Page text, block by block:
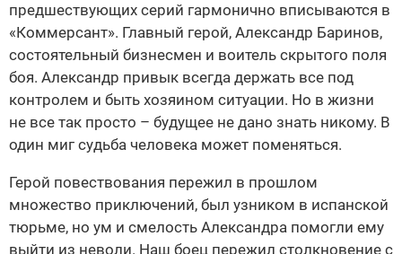
предшествующих серий гармонично вписываются в
«Коммерсант». Главный герой, Александр Баринов,
состоятельный бизнесмен и воитель скрытого поля
боя. Александр привык всегда держать все под
контролем и быть хозяином ситуации. Но в жизни
не все так просто – будущее не дано знать никому. В
один миг судьба человека может поменяться.
Герой повествования пережил в прошлом
множество приключений, был узником в испанской
тюрьме, но ум и смелость Александра помогли ему
выйти из неволи. Наш боец пережил столкновение с